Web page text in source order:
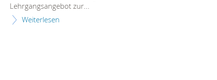
Lehrgangsangebot zur...
Weiterlesen